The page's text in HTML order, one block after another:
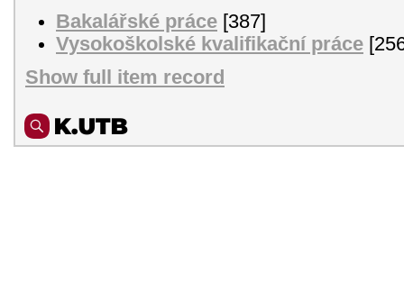
Bakalářské práce [387]
Vysokoškolské kvalifikační práce
Show full item record